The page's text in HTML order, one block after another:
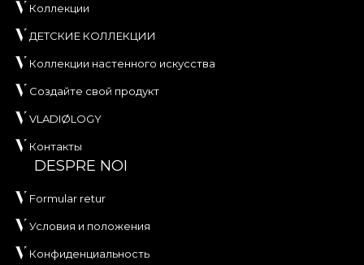
Коллекции
ДЕТСКИЕ КОЛЛЕКЦИИ
Коллекции настенного искусства
Создайте свой продукт
VLADIØLOGY
Контакты
DESPRE NOI
Formular retur
Условия и положения
Конфиденциальность